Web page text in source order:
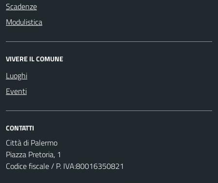
Scadenze
Modulistica
VIVERE IL COMUNE
Luoghi
Eventi
CONTATTI
Città di Palermo
Piazza Pretoria, 1
Codice fiscale / P. IVA:80016350821